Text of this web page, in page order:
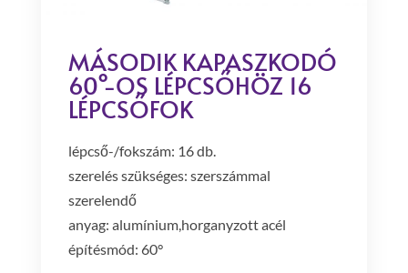
MÁSODIK KAPASZKODÓ
60°-OS LÉPCSŐHÖZ 16
LÉPCSŐFOK
lépcső-/fokszám: 16 db.
szerelés szükséges: szerszámmal
szerelendő
anyag: alumínium,horganyzott acél
építésmód: 60°